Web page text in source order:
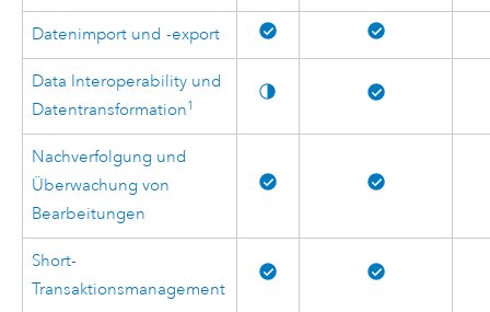
Datenimport und -export
Data Interoperability und
Datentransformation1
Nachverfolgung und
Überwachung von
Bearbeitungen
Short-
Transaktionsmanagement